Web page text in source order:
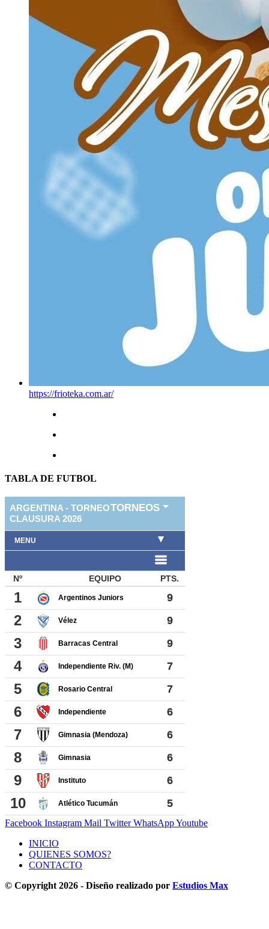
https://frioteka.com.ar/
TABLA DE FUTBOL
Facebook Instagram Mail Twitter WhatsAppYoutube
INICIO
QUIENES SOMOS?
CONTACTO
© Copyright 2026 - Diseño realizado por Estudios Max